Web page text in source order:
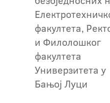
факултета,
и Филолошког
факултета
Универзитета у
Бањој Луци